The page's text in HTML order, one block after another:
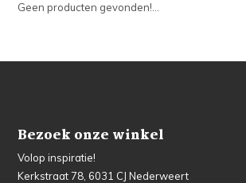
Geen producten gevonden!...
Bezoek onze winkel
Volop inspiratie!
Kerkstraat 78, 6031 CJ Nederweert